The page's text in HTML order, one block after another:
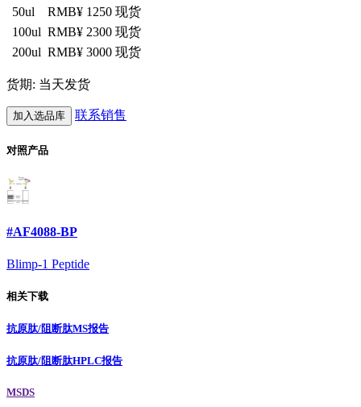
50ul
RMB¥ 1250 现货
100ul RMB¥ 2300 现货
200ul RMB¥ 3000 现货
货期: 当天发货
加入选品库 联系销售
对照产品
#AF4088-BP
Blimp-1 Peptide
相关下载
抗原肽/阻断肽MS报告
抗原肽/阻断肽HPLC报告
MSDS